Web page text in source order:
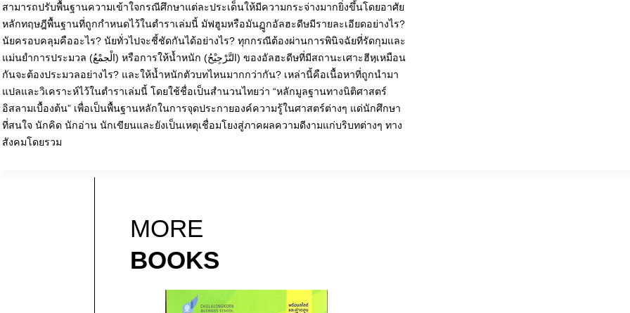
สามารถปรับพื้นฐานความเข้าใจกรณีศึกษาแต่ละประเด็นให้มีความกระจ่างมากยิ่งขึ้นโดยอาศัย
หลักทฤษฎีพื้นฐานที่ถูกกำหนดไว้ในตำราเล่มนี้ มัฟฮูมหรือมันฏูกอัลฮะดีษมีรายละเอียดอย่างไร?
นัยครอบคลุมคืออะไร? นัยทั่วไปจะชี้ชัดกันได้อย่างไร? ทุกกรณีต้องผ่านการพินิจฉัยที่รัดกุมและ
แม่นยำการประมวล (الْجمْعُ) หรือการให้น้ำหนัก (التَّرْجِيْحُ) ของอัลฮะดีษที่มีสถานะเศาะฮีหฺเหมือน
กันจะต้องประมวลอย่างไร? และให้น้ำหนักตัวบทไหนมากกว่ากัน? เหล่านี้คือเนื้อหาที่ถูกนำมา
แปลและวิเคราะห์ไว้ในตำราเล่มนี้ โดยใช้ชื่อเป็นสำนวนไทยว่า “หลักมูลฐานทางนิติศาสตร์
อิสลามเบื้องต้น” เพื่อเป็นพื้นฐานหลักในการจุดประกายองค์ความรู้ในศาสตร์ต่างๆ แด่นักศึกษา
ที่สนใจ นักคิด นักอ่าน นักเขียนและยังเป็นเหตุเชื่อมโยงสู่ภาคผลความดีงามแก่บริบทต่างๆ ทาง
สังคมโดยรวม
MORE
BOOKS